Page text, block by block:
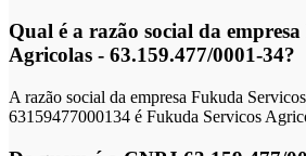
Qual é a razão social da
Agricolas - 63.159.477/0001-34?
A razão social da empresa Fukuda
63159477000134 é Fukuda Servicos